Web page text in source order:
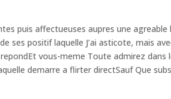
puis affectueuses aupres une
ses positif laquelle J’ai asticote, mais
vous-meme Toute admirez
demarre a flirter directSauf Que